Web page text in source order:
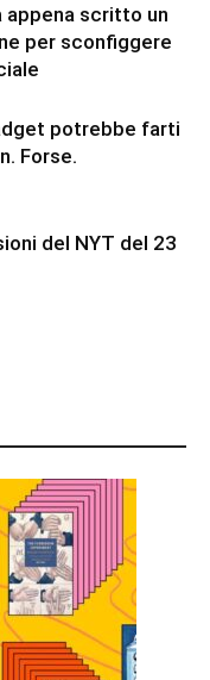
appena scritto un
per sconfiggere
potrebbe farti
Forse.
del NYT del 23